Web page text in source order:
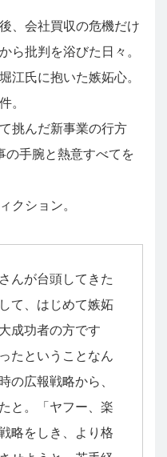
、会社買収の危機だけ
ら批判を浴びた日々。
江氏に抱いた嫉妬心。
。
挑んだ新事業の行方
の手腕と熱意すべてを
クション。
んが台頭してきた
て、はじめて嫉妬
成功者の方です
たということなん
の広報戦略から、
と。「ヤフー、楽
略をしき、より格